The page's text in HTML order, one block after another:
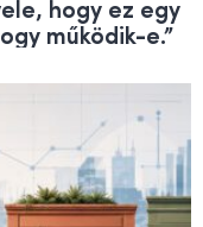
hogy ez egy
működik-e.”